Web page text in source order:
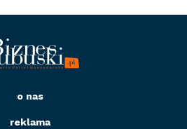
o nas
reklama